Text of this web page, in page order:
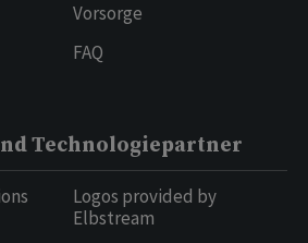
Vorsorge
FAQ
Technologiepartner
Logos provided by
Elbstream